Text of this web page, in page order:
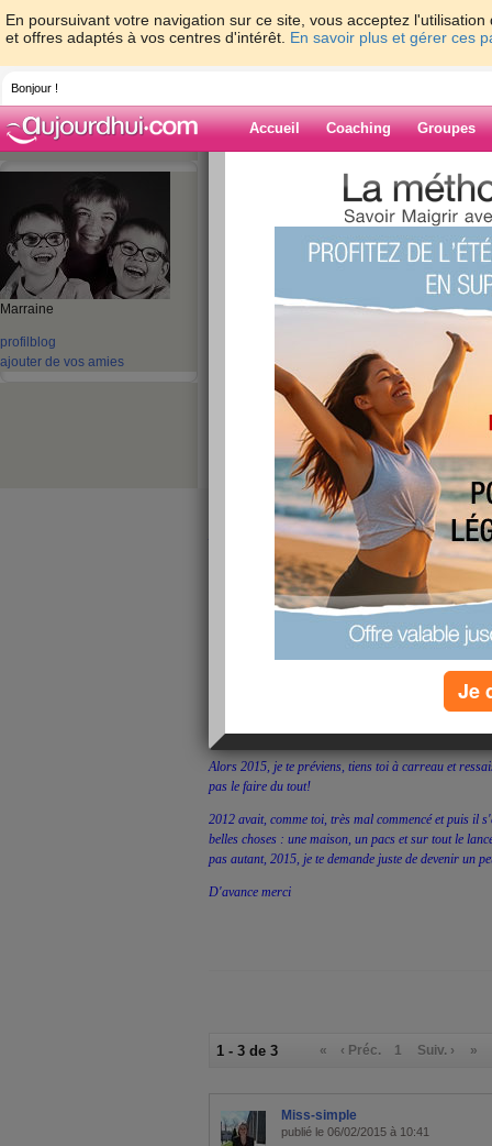
En poursuivant votre navigation sur ce site, vous acceptez
et offres adaptés à vos centres d'intérêt. En savoir plus et gérer ces
Bonjour !
Accueil Coaching Groupes
Marraine
profil blog
ajouter de vos amies
> > 2015 je
Blog de tikki54
2015 je t'aime
Je ne sais pas pourquoi mais avant même de te
redoutais au point que je n'avais pas envie de fêter te
Cela fait tout juste 34 jours que nous cohabitons et
t'apprécie... Et les prochaines semaines ne
Attentats, crash aérien, nuits hachées, microbes à
Et dans les prochaines semaines nous devrons
grand-mère, nous devront trouver une solution à
en péril sa santé financière voir même celle de ses
Je devrai me relancer dans une nouvelle
Il faudra également que je trouve l'énergie de
me correspond mieux...
Alors 2015, je te préviens, tiens toi à carreau et
pas le faire du tout!
2012 avait, comme toi, très mal commencé et puis il
belles choses : une maison, un pacs et sur tout le
pas autant, 2015, je te demande juste de devenir un
D'avance merci
1 - 3 de 3 « ‹ Préc. 1 Suiv. › »
Miss-simple
publié le 06/02/2015 à 10:41
Je